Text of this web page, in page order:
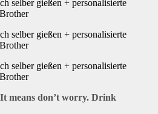
means don’t worry. Drink